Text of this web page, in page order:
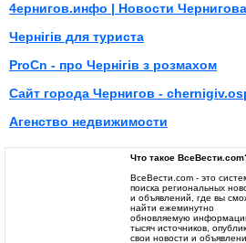
4ернигов.инфо | Новости
Чернігів для туриста
ProCn - про Чернігів з розмахом
Сайт города Чернигов -
Агенство недвижимости
Что такое
ВсеВести.com - это
поиска региональных
и объявлений, где вы
найти ежеминутно
обновляемую
тысяч источников,
свои новости и